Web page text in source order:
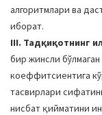
алгоритмлари ва
иборат.
III. Тадқиқотнинг
бир жинсли
коеффитсиентига
тасвирлари
нисбат қийматини